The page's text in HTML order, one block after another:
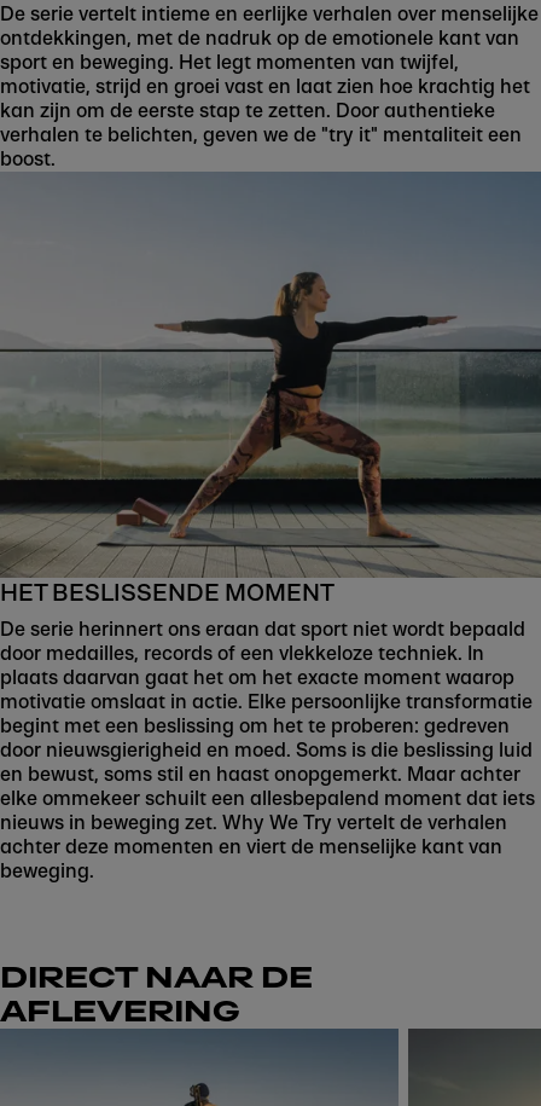
De serie vertelt intieme en eerlijke verhalen over menselijke
ontdekkingen, met de nadruk op de emotionele kant van
sport en beweging. Het legt momenten van twijfel,
motivatie, strijd en groei vast en laat zien hoe krachtig het
kan zijn om de eerste stap te zetten. Door authentieke
verhalen te belichten, geven we de "try it" mentaliteit een
boost.
HET BESLISSENDE MOMENT
De serie herinnert ons eraan dat sport niet wordt bepaald
door medailles, records of een vlekkeloze techniek. In
plaats daarvan gaat het om het exacte moment waarop
motivatie omslaat in actie. Elke persoonlijke transformatie
begint met een beslissing om het te proberen: gedreven
door nieuwsgierigheid en moed. Soms is die beslissing luid
en bewust, soms stil en haast onopgemerkt. Maar achter
elke ommekeer schuilt een allesbepalend moment dat iets
nieuws in beweging zet. Why We Try vertelt de verhalen
achter deze momenten en viert de menselijke kant van
beweging.
DIRECT NAAR DE
AFLEVERING